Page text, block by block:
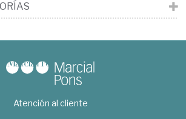
Atención al cliente